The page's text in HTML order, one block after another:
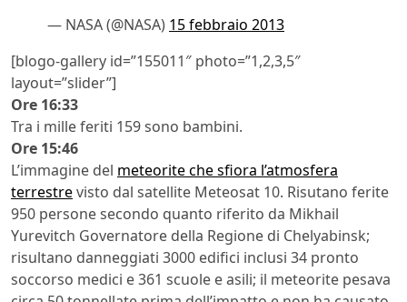
— NASA (@NASA) 15 febbraio 2013
[blogo-gallery id=”155011″ photo=”1,2,3,5″
layout=”slider”]
Ore 16:33
Tra i mille feriti 159 sono bambini.
Ore 15:46
L’immagine del meteorite che sfiora l’atmosfera
terrestrevisto dal satellite Meteosat 10. Risutano ferite
950 persone secondo quanto riferito da Mikhail
Yurevitch Governatore della Regione di Chelyabinsk;
risultano danneggiati 3000 edifici inclusi 34 pronto
soccorso medici e 361 scuole e asili; il meteorite pesava